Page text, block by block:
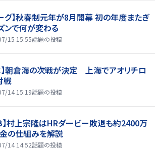
グ】秋春制元年が8月開幕 初の年度またぎ
ンで何が変わる
15 15:55話題の投稿
】朝倉海の次戦が決定 上海でアオリチロ
戦
14 15:19話題の投稿
】村上宗隆はHRダービー敗退も約2400万
の仕組みを解説
14 14:52話題の投稿